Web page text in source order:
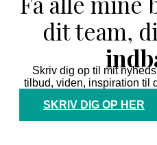
dit team,
Skriv dig op til mit
tilbud, viden, inspiration til
til et endnu
SKRIV DIG OP HER